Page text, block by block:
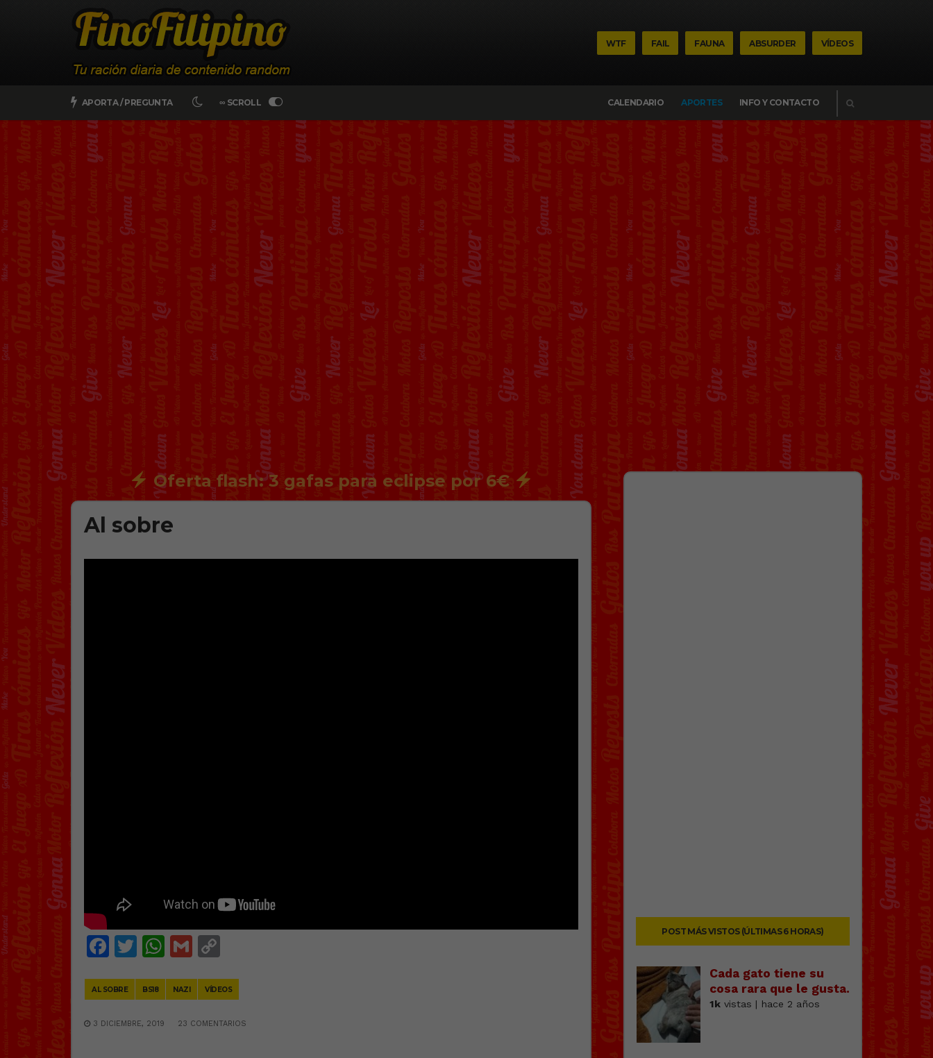
WTF FAIL FAUNA ABSURDER VÍDEOS
APORTA / PREGUNTA ∞ SCROLL
BUSCAR
CALENDARIO
APORTES INFO Y CONTACTO
Oferta flash: 3 gafas para eclipse por 6€
Al sobre
Facebook
Twitter
WhatsApp
Gmail
AL SOBRE BS18 NAZI VÍDEOS
3 DICIEMBRE, 2019 23 COMENTARIOS
POST MÁS VISTOS (ÚLTIMAS 6 HORAS)
Cada gato tiene su
cosa rara que le gusta.
1kvistas | hace 2 años